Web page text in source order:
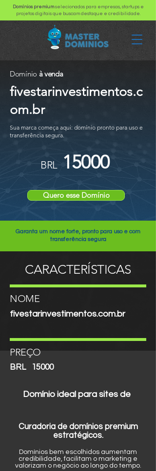
Domínios premiumselecionados para empresas, startups e
projetos digitais que buscam destaque e credibilidade.
Domínio à venda
fivestarinvestimentos.c
om.br
Sua marca começa aqui: domínio pronto para uso e
transferência segura.
BRL 15000
Quero esse Domínio
Garanta um nome forte, pronto para uso e com
transferência segura
CARACTERÍSTICAS
NOME
fivestarinvestimentos.com.br
PREÇO
BRL 15000
Domínio ideal para sites de
Curadoria de domínios premium
estratégicos.
Domínios bem escolhidos aumentam
credibilidade, facilitam o marketing e
valorizam o negócio ao longo do tempo.